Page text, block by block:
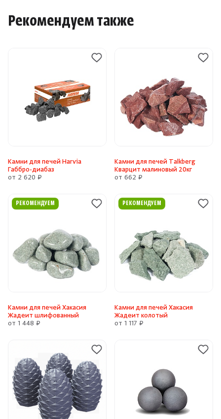
Рекомендуем также
Камни для печей Harvia
Габбро-диабаз
от 2 620 ₽
Камни для печей Talkberg
Кварцит малиновый 20кг
от 662 ₽
РЕКОМЕНДУЕМ
Камни для печей Хакасия
Жадеит шлифованный
от 1 448 ₽
РЕКОМЕНДУЕМ
Камни для печей Хакасия
Жадеит колотый
от 1 117 ₽